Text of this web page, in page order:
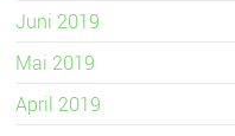
Juni 2019
Mai 2019
April 2019